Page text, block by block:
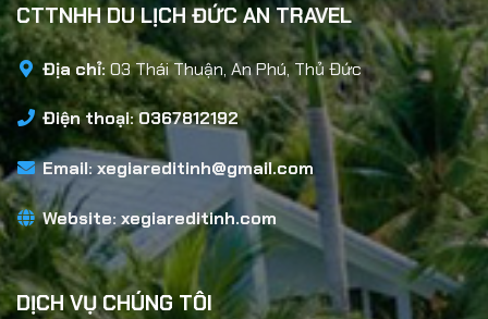
CTTNHH DU LỊCH ĐỨC AN TRAVEL
Địa chỉ:03 Thái Thuận, An Phú, Thủ Đức
Điện thoại: 0367812192
Email: xegiareditinh@gmail.com
Website: xegiareditinh.com
DỊCH VỤ CHÚNG TÔI